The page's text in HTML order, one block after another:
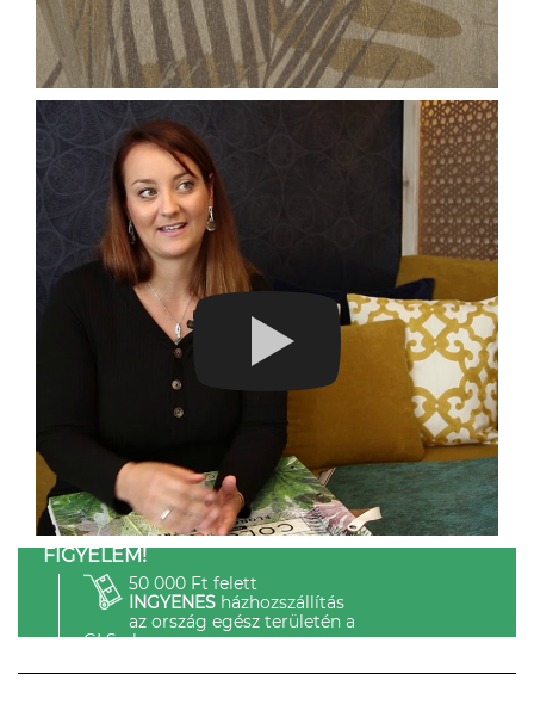
FIGYELEM!
50 000 Ft felett
INGYENESházhozszállítás
az ország egész területén a
GLS-el.